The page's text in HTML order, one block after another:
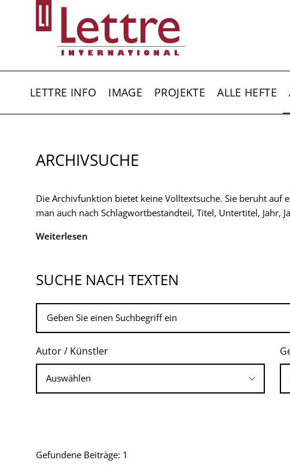
LETTRE INFO IMAGE PROJEKTE ALLE HEFTE
ARCHIVSUCHE
Die Archivfunktion bietet keine Volltextsuche. Sie beruht auf
man auch nach Schlagwortbestandteil, Titel, Untertitel, Jahr,
Weiterlesen
SUCHE NACH TEXTEN
Autor / Künstler
Gefundene Beiträge: 1